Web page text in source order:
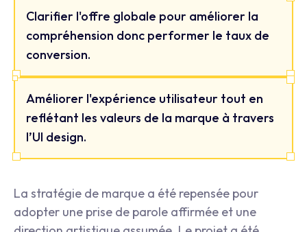
Clarifier l'offre globale pour améliorer la
compréhension donc performer le taux de
conversion.
Améliorer l'expérience utilisateur tout en
reflétant les valeurs de la marque à travers
l’UI design.
La stratégie de marque a été repensée pour
adopter une prise de parole affirmée et une